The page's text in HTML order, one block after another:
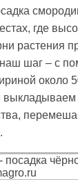
где
растения
шаг – с
около